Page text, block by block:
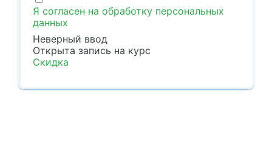
Я согласен на обработку персональных
данных
Неверный ввод
Открыта запись на курс
Скидка